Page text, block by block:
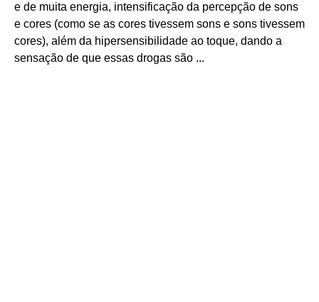
e de muita energia, intensificação da percepção de sons
e cores (como se as cores tivessem sons e sons tivessem
cores), além da hipersensibilidade ao toque, dando a
sensação de que essas drogas são ...